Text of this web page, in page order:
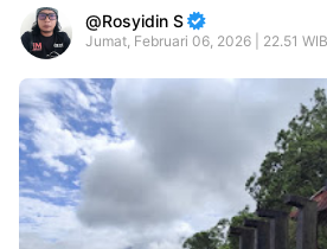
Rosyidin S
Jumat, Februari 06, 2026 | 22.51 WIB